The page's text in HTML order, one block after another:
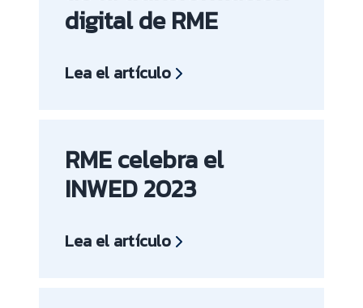
digital de RME
Lea el artículo
RME celebra el
INWED 2023
Lea el artículo